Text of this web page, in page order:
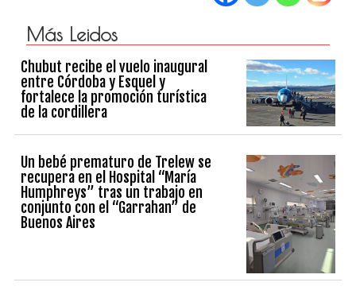
Más Leidos
Chubut recibe el vuelo inaugural
entre Córdoba y Esquel y
fortalece la promoción turística
de la cordillera
Un bebé prematuro de Trelew se
recupera en el Hospital “María
Humphreys” tras un trabajo en
conjunto con el “Garrahan” de
Buenos Aires